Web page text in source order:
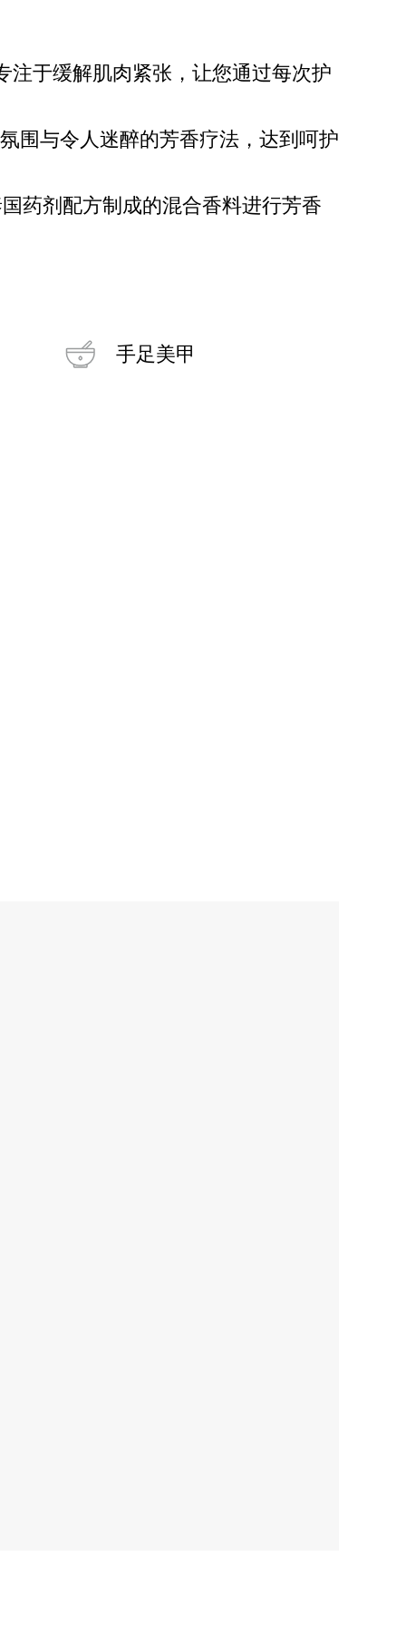
于缓解肌肉紧张，让您通过每次护
围与令人迷醉的芳香疗法，达到呵护
药剂配方制成的混合香料进行芳香
手足美甲